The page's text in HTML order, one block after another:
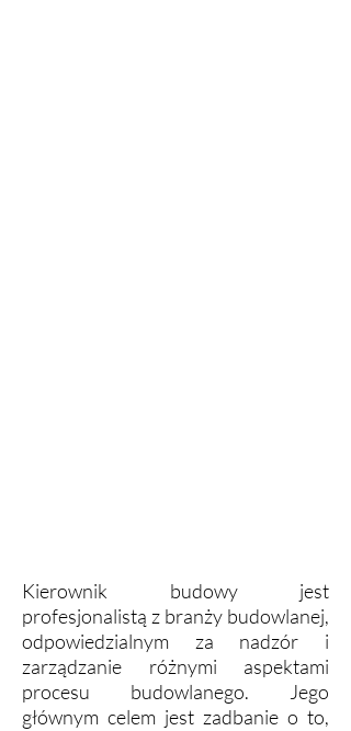
Kierownik budowy jest
profesjonalistą z branży budowlanej,
odpowiedzialnym za nadzór i
zarządzanie różnymi aspektami
procesu budowlanego. Jego
głównym celem jest zadbanie o to,